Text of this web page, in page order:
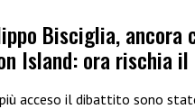
Bisciglia, ancora
Island: ora rischia il
acceso il dibattito sono